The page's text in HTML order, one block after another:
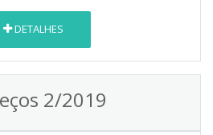
DETALHES
2/2019